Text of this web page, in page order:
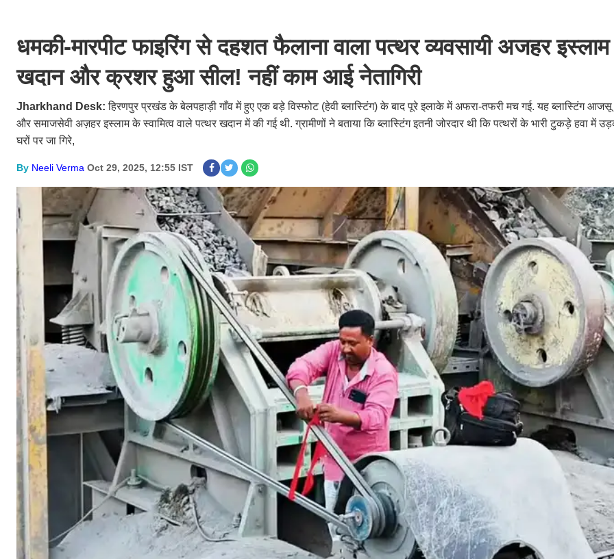
धमकी-मारपीट फाइरिंग से दहशत फैलाना वाला पत्थर व्यवसायी अजहर
खदान और क्रशर हुआ सील! नहीं काम आई नेतागिरी
Jharkhand Desk:हिरणपुर प्रखंड के बेलपहाड़ी गाँव में हुए एक बड़े विस्फोट (हेवी ब्लास्टिंग) के बाद पूरे इलाके में अफरा-तफरी मच गई. यह ब्लास्टिंग आजसू
और समाजसेवी अज़हर इस्लाम के स्वामित्व वाले पत्थर खदान में की गई थी. ग्रामीणों ने बताया कि ब्लास्टिंग इतनी जोरदार थी कि पत्थरों के भारी टुकड़े हवा में
घरों पर जा गिरे,
By Neeli Verma Oct 29, 2025, 12:55 IST